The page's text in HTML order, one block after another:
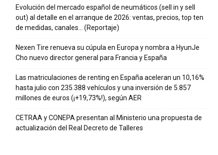
Evolución del mercado español de neumáticos (sell in y sell
out) al detalle en el arranque de 2026: ventas, precios, top ten
de medidas, canales… (Reportaje)
Nexen Tire renueva su cúpula en Europa y nombra a HyunJe
Cho nuevo director general para Francia y España
Las matriculaciones de renting en España aceleran un 10,16%
hasta julio con 235.388 vehículos y una inversión de 5.857
millones de euros (¡+19,73%!), según AER
CETRAA y CONEPA presentan al Ministerio una propuesta de
actualización del Real Decreto de Talleres